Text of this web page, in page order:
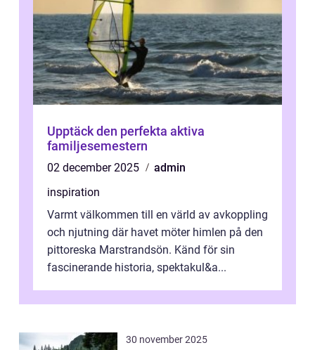
Upptäck den perfekta aktiva
familjesemestern
02 december 2025
admin
inspiration
Varmt välkommen till en värld av avkoppling
och njutning där havet möter himlen på den
pittoreska Marstrandsön. Känd för sin
fascinerande historia, spektakul&a...
30 november 2025